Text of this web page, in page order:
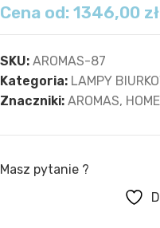
Cena od: 1346,00 zł
SKU: AROMAS-87
Kategoria: LAMPY
Znaczniki: AROMAS, HOME
Masz pytanie ?